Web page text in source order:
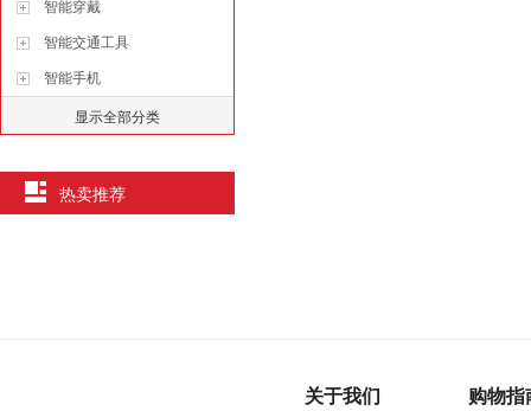
智能穿戴
智能交通工具
智能手机
显示全部分类
热卖推荐
关于我们 购物指